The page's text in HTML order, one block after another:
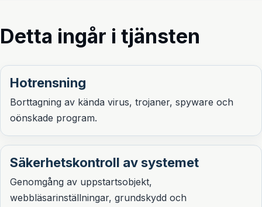
Detta ingår i tjänsten
Hotrensning
Borttagning av kända virus, trojaner, spyware och
oönskade program.
Säkerhetskontroll av systemet
Genomgång av uppstartsobjekt,
webbläsarinställningar, grundskydd och